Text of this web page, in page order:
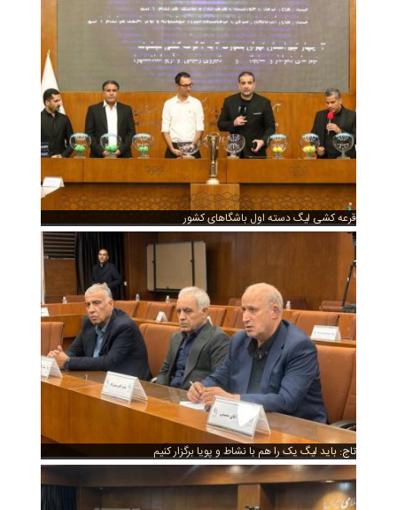
قرعه کشی لیگ دسته اول باشگاهای کشور
تاج: باید لیگ یک را هم با نشاط و پویا برگزار کنیم